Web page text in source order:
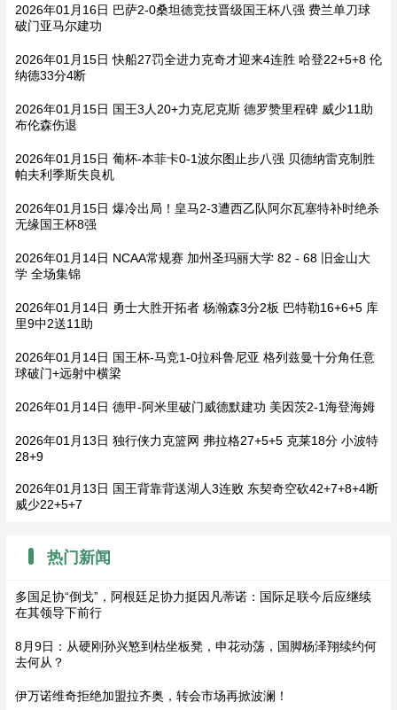
2026年01月16日 巴萨2-0桑坦德竞技晋级国王杯八强 费兰单刀球
破门亚马尔建功
2026年01月15日 快船27罚全进力克奇才迎来4连胜 哈登22+5+8 伦
纳德33分4断
2026年01月15日 国王3人20+力克尼克斯 德罗赞里程碑 威少11助
布伦森伤退
2026年01月15日 葡杯-本菲卡0-1波尔图止步八强 贝德纳雷克制胜
帕夫利季斯失良机
2026年01月15日 爆冷出局！皇马2-3遭西乙队阿尔瓦塞特补时绝杀
无缘国王杯8强
2026年01月14日 NCAA常规赛 加州圣玛丽大学 82 - 68 旧金山大
学 全场集锦
2026年01月14日 勇士大胜开拓者 杨瀚森3分2板 巴特勒16+6+5 库
里9中2送11助
2026年01月14日 国王杯-马竞1-0拉科鲁尼亚 格列兹曼十分角任意
球破门+远射中横梁
2026年01月14日 德甲-阿米里破门威德默建功 美因茨2-1海登海姆
2026年01月13日 独行侠力克篮网 弗拉格27+5+5 克莱18分 小波特
28+9
2026年01月13日 国王背靠背送湖人3连败 东契奇空砍42+7+8+4断
威少22+5+7
热门新闻
多国足协“倒戈”，阿根廷足协力挺因凡蒂诺：国际足联今后应继续
在其领导下前行
8月9日：从硬刚孙兴慜到枯坐板凳，申花动荡，国脚杨泽翔续约何
去何从？
伊万诺维奇拒绝加盟拉齐奥，转会市场再掀波澜！